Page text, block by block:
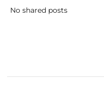
No shared posts